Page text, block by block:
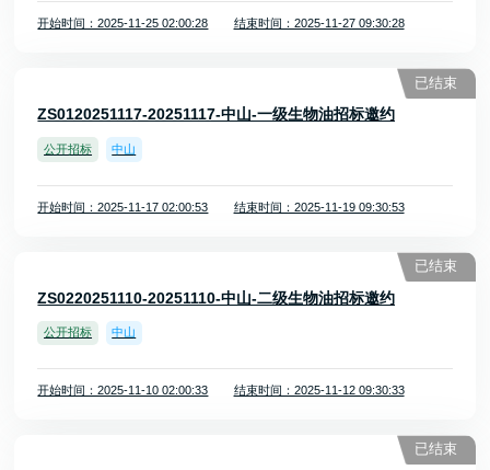
开始时间：2025-11-25 02:00:28 结束时间：2025-11-27 09:30:28
ZS0120251117-20251117-中山-一级生物油招标邀约
公开招标 中山
开始时间：2025-11-17 02:00:53 结束时间：2025-11-19 09:30:53
已结束
ZS0220251110-20251110-中山-二级生物油招标邀约
公开招标 中山
开始时间：2025-11-10 02:00:33 结束时间：2025-11-12 09:30:33
已结束
已结束